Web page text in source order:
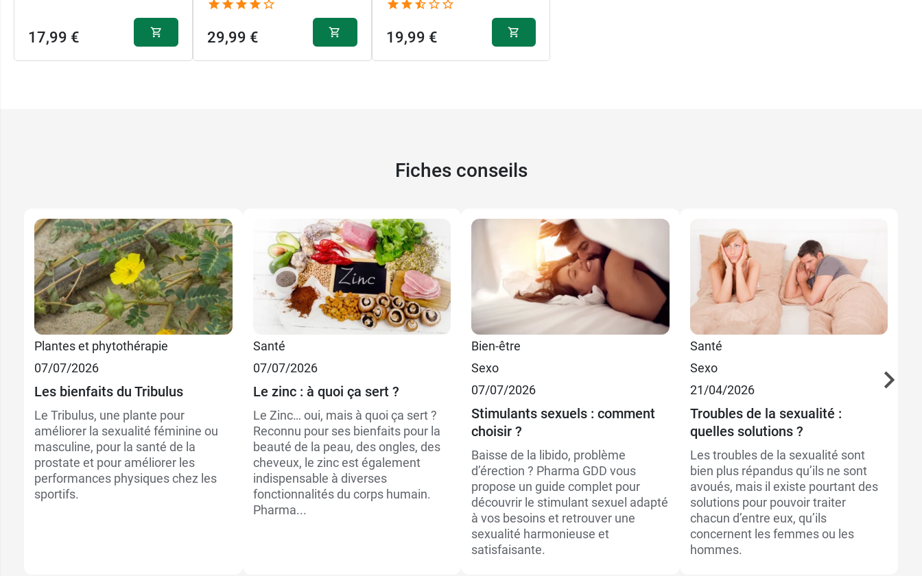
17,99 € 29,99 € 19,99 €
Fiches conseils
Plantes et phytothérapie
07/07/2026
Les bienfaits du Tribulus
Le Tribulus, une plante pour
améliorer la sexualité féminine ou
masculine, pour la santé de la
prostate et pour améliorer les
performances physiques chez les
sportifs.
Santé
07/07/2026
Le zinc : à quoi ça sert ?
Le Zinc… oui, mais à quoi ça sert ?
Reconnu pour ses bienfaits pour la
beauté de la peau, des ongles, des
cheveux, le zinc est également
indispensable à diverses
fonctionnalités du corps humain.
Pharma...
Bien-être
Sexo
07/07/2026
Stimulants sexuels : comment
choisir ?
Baisse de la libido, problème
d’érection ? Pharma GDD vous
propose un guide complet pour
découvrir le stimulant sexuel adapté
à vos besoins et retrouver une
sexualité harmonieuse et
satisfaisante.
Santé
Sexo
21/04/2026
Troubles de la sexualité :
quelles solutions ?
Les troubles de la sexualité sont
bien plus répandus qu’ils ne sont
avoués, mais il existe pourtant des
solutions pour pouvoir traiter
chacun d’entre eux, qu’ils
concernent les femmes ou les
hommes.